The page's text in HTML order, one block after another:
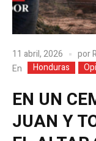
11 abril, 2026 por
En
Honduras
EN UN
JUAN Y